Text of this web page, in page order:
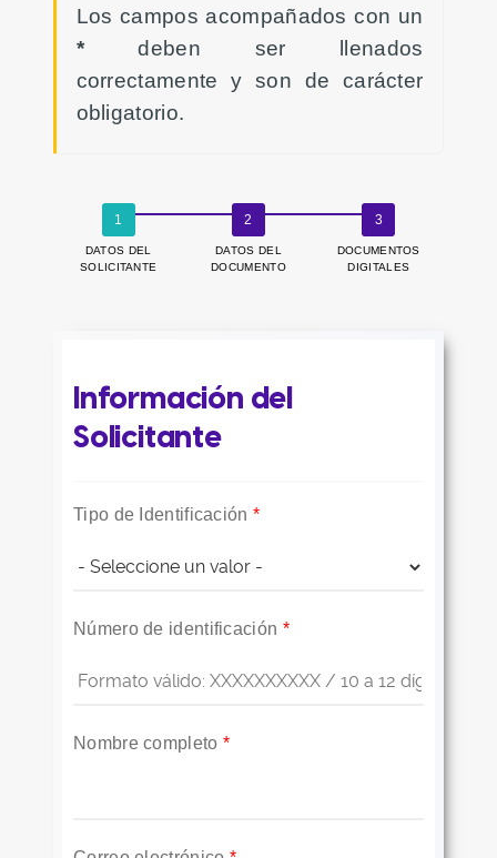
Los campos acompañados con un
*deben ser llenados
correctamente y son de carácter
obligatorio.
DATOS DEL
SOLICITANTE
DATOS DEL
DOCUMENTO
DOCUMENTOS
DIGITALES
Información del
Solicitante
Tipo de Identificación *
Número de identificación *
Nombre completo *